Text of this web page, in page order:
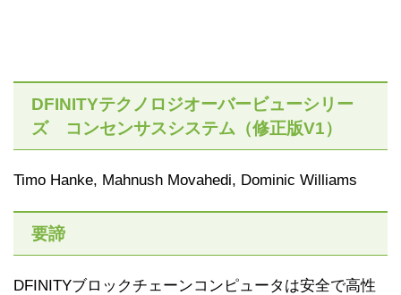
DFINITYテクノロジオーバービューシリー
ズ コンセンサスシステム（修正版V1）
Timo Hanke, Mahnush Movahedi, Dominic Williams
要諦
DFINITYブロックチェーンコンピュータは安全で高性